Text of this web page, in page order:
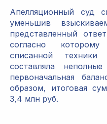
Апелляционный суд
уменьшив
представленный
согласно
списанной
составляла
первоначальная
образом, итоговая
3,4 млн руб.